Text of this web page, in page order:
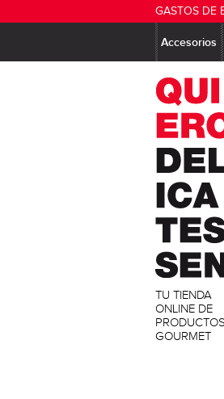
GASTOS DE
Accesorios
TU TIENDA
ONLINE DE
PRODUCTOS
GOURMET